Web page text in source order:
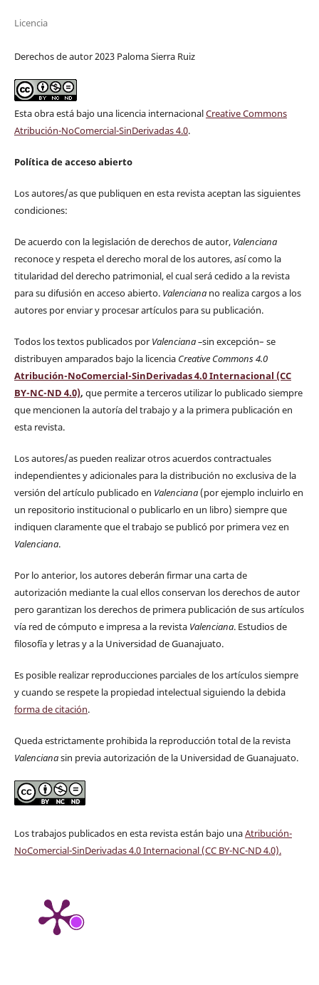
Licencia
Derechos de autor 2023 Paloma Sierra Ruiz
Esta obra está bajo una licencia internacionalCreative Commons
Atribución-NoComercial-SinDerivadas 4.0.
Política de acceso abierto
Los autores/as que publiquen en esta revista aceptan las siguientes
condiciones:
De acuerdo con la legislación de derechos de autor, Valenciana
reconoce y respeta el derecho moral de los autores, así como la
titularidad del derecho patrimonial, el cual será cedido a la revista
para su difusión en acceso abierto. Valencianano realiza cargos a los
autores por enviar y procesar artículos para su publicación.
Todos los textos publicados por Valenciana–sin excepción– se
distribuyen amparados bajo la licencia Creative Commons 4.0
Atribución-NoComercial-SinDerivadas 4.0 Internacional (CC
BY-NC-ND 4.0), que permite a terceros utilizar lo publicado siempre
que mencionen la autoría del trabajo y a la primera publicación en
esta revista.
Los autores/as pueden realizar otros acuerdos contractuales
independientes y adicionales para la distribución no exclusiva de la
versión del artículo publicado en Valenciana(por ejemplo incluirlo en
un repositorio institucional o publicarlo en un libro) siempre que
indiquen claramente que el trabajo se publicó por primera vez en
Valenciana.
Por lo anterior, los autores deberán firmar una carta de
autorización mediante la cual ellos conservan los derechos de autor
pero garantizan los derechos de primera publicación de sus artículos
vía red de cómputo e impresa a la revista Valenciana. Estudios de
filosofía y letras y a la Universidad de Guanajuato.
Es posible realizar reproducciones parciales de los artículos siempre
y cuando se respete la propiedad intelectual siguiendo la debida
forma de citación.
Queda estrictamente prohibida la reproducción total de la revista
Valencianasin previa autorización de la Universidad de Guanajuato.
Los trabajos publicados en esta revista están bajo unaAtribución-
NoComercial-SinDerivadas 4.0 Internacional (CC BY-NC-ND 4.0).